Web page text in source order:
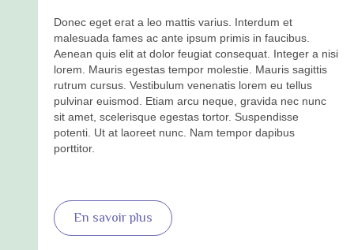
Donec eget erat a leo mattis varius. Interdum et
malesuada fames ac ante ipsum primis in faucibus.
Aenean quis elit at dolor feugiat consequat. Integer a nisi
lorem. Mauris egestas tempor molestie. Mauris sagittis
rutrum cursus. Vestibulum venenatis lorem eu tellus
pulvinar euismod. Etiam arcu neque, gravida nec nunc
sit amet, scelerisque egestas tortor. Suspendisse
potenti. Ut at laoreet nunc. Nam tempor dapibus
porttitor.
En savoir plus